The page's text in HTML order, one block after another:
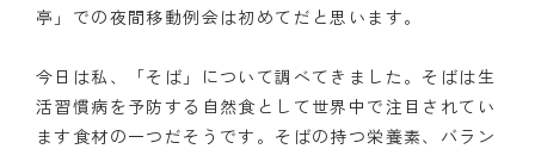
年間プログラム
木曜会
組織図
亭」での夜間移動例会は初めてだと思います。
今日は私、「そば」について調べてきました。そばは生
活習慣病を予防する自然食として世界中で注目されてい
ます食材の一つだそうです。そばの持つ栄養素、バラン